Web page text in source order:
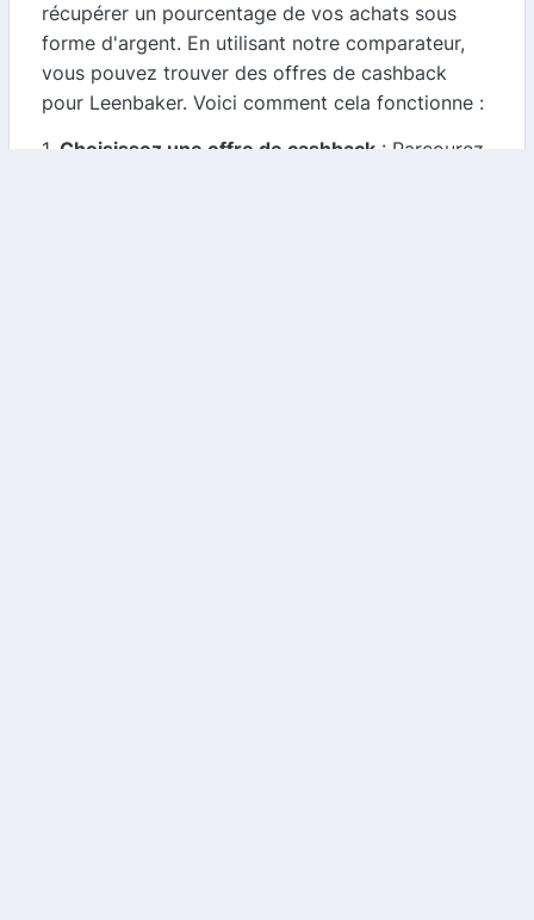
récupérer un pourcentage de vos achats sous
forme d'argent. En utilisant notre comparateur,
vous pouvez trouver des offres de cashback
pour Leenbaker. Voici comment cela fonctionne :
1. Choisissez une offre de cashback : Parcourez